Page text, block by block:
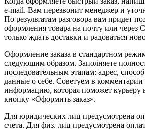
e-mail. Вам перезвонит менеджер и
По результатам разговора вам придет
оформления товара на почту или через
только ждать доставки и радоваться
Оформление заказа в стандартном
следующим образом. Заполняете
последовательным этапам: адрес,
данные о себе. Советуем в комментарии
информацию, которая поможет курьеру
кнопку «Оформить заказ».
Для юридических лиц предусмотрена
счета. Для физ. лиц предусмотрена